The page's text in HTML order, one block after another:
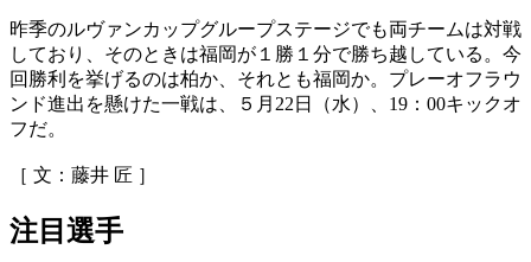
昨季のルヴァンカップグループステージでも両チームは対戦
しており、そのときは福岡が１勝１分で勝ち越している。今
回勝利を挙げるのは柏か、それとも福岡か。プレーオフラウ
ンド進出を懸けた一戦は、５月22日（水）、19：00キックオ
フだ。
［ 文：藤井 匠 ］
注目選手